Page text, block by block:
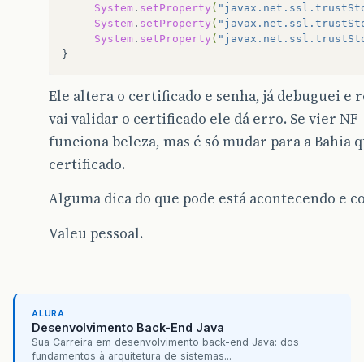
System . setProperty (
System . setProperty (
System . setProperty (
Ele altera o certificado e senha, já debuguei e
vai validar o certificado ele dá erro. Se vier
funciona beleza, mas é só mudar para a Bahia
certificado.
Alguma dica do que pode está acontecendo e
Valeu pessoal.
ALURA
Desenvolvimento Back-End Java
Sua Carreira em desenvolvimento back-end Java: dos
fundamentos à arquitetura de sistemas...